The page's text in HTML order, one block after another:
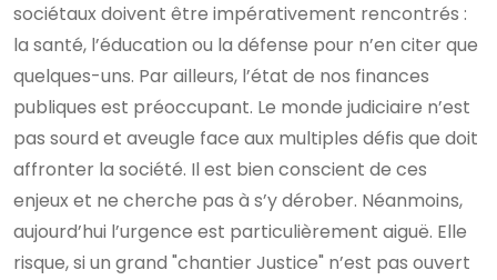
sociétaux doivent être impérativement rencontrés :
la santé, l’éducation ou la défense pour n’en citer que
quelques-uns. Par ailleurs, l’état de nos finances
publiques est préoccupant. Le monde judiciaire n’est
pas sourd et aveugle face aux multiples défis que doit
affronter la société. Il est bien conscient de ces
enjeux et ne cherche pas à s’y dérober. Néanmoins,
aujourd’hui l’urgence est particulièrement aiguë. Elle
risque, si un grand "chantier Justice" n’est pas ouvert